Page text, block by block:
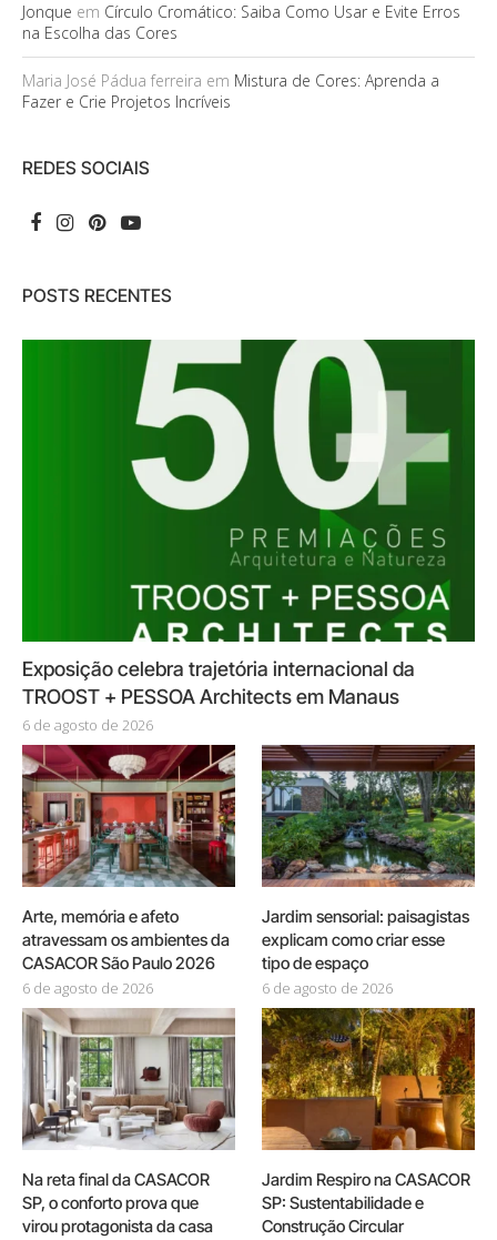
Jonque em Círculo Cromático: Saiba Como Usar e Evite Erros
na Escolha das Cores
Maria José Pádua ferreira em Mistura de Cores: Aprenda a
Fazer e Crie Projetos Incríveis
REDES SOCIAIS
POSTS RECENTES
Exposição celebra trajetória internacional da
TROOST + PESSOA Architects em Manaus
6 de agosto de 2026
Arte, memória e afeto
atravessam os ambientes da
CASACOR São Paulo 2026
6 de agosto de 2026
Jardim sensorial: paisagistas
explicam como criar esse
tipo de espaço
6 de agosto de 2026
Na reta final da CASACOR
SP, o conforto prova que
virou protagonista da casa
Jardim Respiro na CASACOR
SP: Sustentabilidade e
Construção Circular